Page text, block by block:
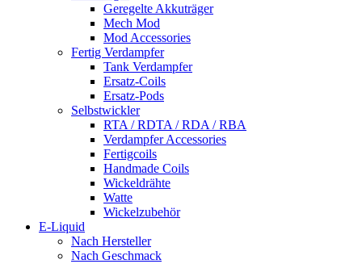
Geregelte Akkuträger
Mech Mod
Mod Accessories
Fertig Verdampfer
Tank Verdampfer
Ersatz-Coils
Ersatz-Pods
Selbstwickler
RTA / RDTA / RDA / RBA
Verdampfer Accessories
Fertigcoils
Handmade Coils
Wickeldrähte
Watte
Wickelzubehör
E-Liquid
Nach Hersteller
Nach Geschmack